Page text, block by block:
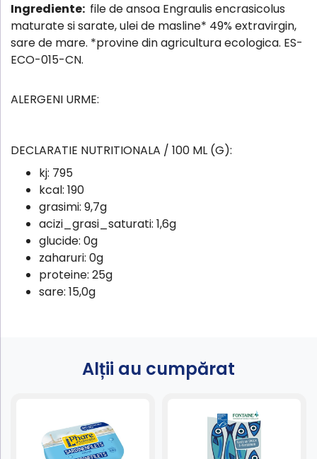
Ingrediente: file de ansoa Engraulis encrasicolus
maturate si sarate, ulei de masline* 49% extravirgin,
sare de mare. *provine din agricultura ecologica. ES-
ECO-015-CN.
ALERGENI URME:
DECLARATIE NUTRITIONALA / 100 ML (G):
kj: 795
kcal: 190
grasimi: 9,7g
acizi_grasi_saturati: 1,6g
glucide: 0g
zaharuri: 0g
proteine: 25g
sare: 15,0g
Alții au cumpărat